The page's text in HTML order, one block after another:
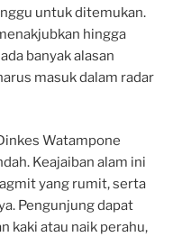
untuk ditemukan.
hingga
banyak alasan
masuk dalam radar
Watampone
Keajaiban alam ini
yang rumit, serta
Pengunjung dapat
kaki atau naik perahu,